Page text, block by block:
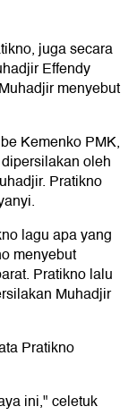
juga secara
Effendy
menyebut
Kemenko PMK,
oleh
Pratikno
lagu apa yang
menyebut
Pratikno lalu
Muhadjir
Pratikno
ini," celetuk